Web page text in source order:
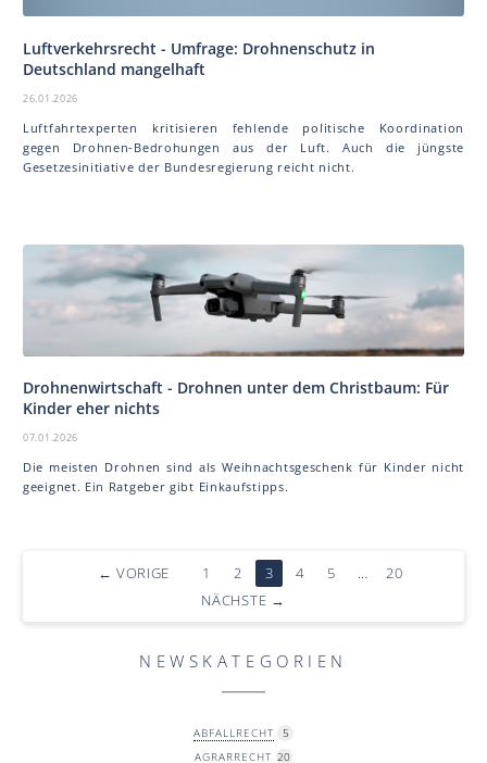
Luftverkehrsrecht - Umfrage: Drohnenschutz in
Deutschland mangelhaft
26.01.2026
Luftfahrtexperten kritisieren fehlende politische Koordination
gegen Drohnen-Bedrohungen aus der Luft. Auch die jüngste
Gesetzesinitiative der Bundesregierung reicht nicht.
Drohnenwirtschaft - Drohnen unter dem Christbaum: Für
Kinder eher nichts
07.01.2026
Die meisten Drohnen sind als Weihnachtsgeschenk für Kinder nicht
geeignet. Ein Ratgeber gibt Einkaufstipps.
← VORIGE 1 2 3 4 5 …
20
NÄCHSTE →
NEWSKATEGORIEN
ABFALLRECHT
5
AGRARRECHT 20